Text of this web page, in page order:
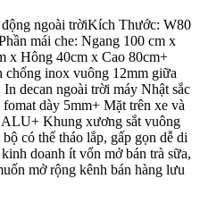
ngoài trờiKích Thước: W80
mái che: Ngang 100 cm x
x Hông 40cm x Cao 80cm+
inox vuông 12mm giữa
decan ngoài trời máy Nhật sắc
dày 5mm+ Mặt trên xe và
ALU+ Khung xương sắt vuông
có thể tháo lắp, gấp gọn dễ di
doanh ít vốn mở bán trà sữa,
mở rộng kênh bán hàng lưu